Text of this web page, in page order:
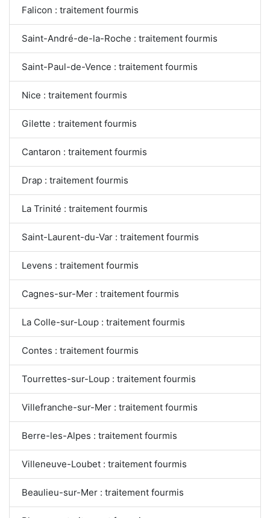
Falicon : traitement fourmis
Saint-André-de-la-Roche : traitement fourmis
Saint-Paul-de-Vence : traitement fourmis
Nice : traitement fourmis
Gilette : traitement fourmis
Cantaron : traitement fourmis
Drap : traitement fourmis
La Trinité : traitement fourmis
Saint-Laurent-du-Var : traitement fourmis
Levens : traitement fourmis
Cagnes-sur-Mer : traitement fourmis
La Colle-sur-Loup : traitement fourmis
Contes : traitement fourmis
Tourrettes-sur-Loup : traitement fourmis
Villefranche-sur-Mer : traitement fourmis
Berre-les-Alpes : traitement fourmis
Villeneuve-Loubet : traitement fourmis
Beaulieu-sur-Mer : traitement fourmis